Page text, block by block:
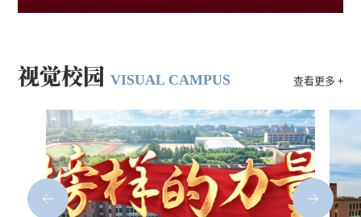
视觉校园 VISUAL CAMPUS 查看更多 +